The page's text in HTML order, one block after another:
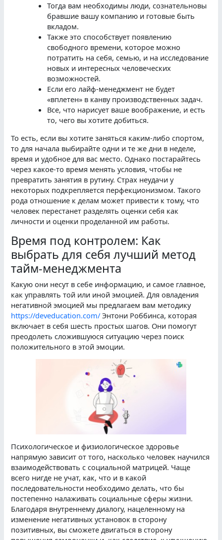
Тогда вам необходимы люди, сознательновы
бравшие вашу компанию и готовые быть
вкладом.
Также это способствует появлению
свободного времени, которое можно
потратить на себя, семью, и на исследование
новых и интересных человеческих
возможностей.
Если его лайф-менеджмент не будет
«вплетен» в канву производственных задач.
Все, что нарисует ваше воображение, и есть
то, чего вы хотите добиться.
То есть, если вы хотите заняться каким-либо спортом,
то для начала выбирайте одни и те же дни в неделе,
время и удобное для вас место. Однако постарайтесь
через какое-то время менять условия, чтобы не
превратить занятия в рутину. Страх неудачи у
некоторых подкрепляется перфекционизмом. Такого
рода отношение к делам может привести к тому, что
человек перестанет разделять оценки себя как
личности и оценки проделанной им работы.
Время под контролем: Как
выбрать для себя лучший метод
тайм-менеджмента
Какую они несут в себе информацию, и самое главное,
как управлять той или иной эмоцией. Для овладения
негативной эмоцией мы предлагаем вам методику
https://deveducation.com/Энтони Роббинса, которая
включает в себя шесть простых шагов. Они помогут
преодолеть сложившуюся ситуацию через поиск
положительного в этой эмоции.
Психологическое и физиологическое здоровье
напрямую зависит от того, насколько человек научился
взаимодействовать с социальной матрицей. Чаще
всего нигде не учат, как, что и в какой
последовательности необходимо делать, что бы
постепенно налаживать социальные сферы жизни.
Благодаря внутреннему диалогу, нацеленному на
изменение негативных установок в сторону
позитивных, вы сможете двигаться в сторону